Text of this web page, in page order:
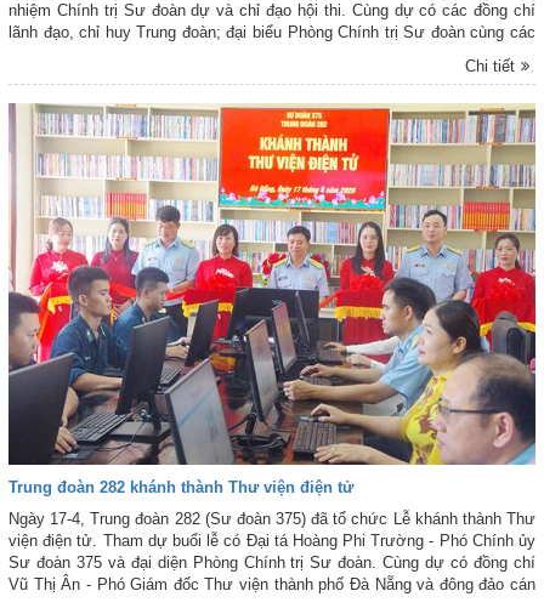
nhiệm Chính trị Sư đoàn dự và chỉ đạo hội thi. Cùng dự có các đồng chí
lãnh đạo, chỉ huy Trung đoàn; đại biểu Phòng Chính trị Sư đoàn cùng các
Chi tiết
Trung đoàn 282 khánh thành Thư viện điện tử
Ngày 17-4, Trung đoàn 282 (Sư đoàn 375) đã tổ chức Lễ khánh thành Thư
viện điện tử. Tham dự buổi lễ có Đại tá Hoàng Phi Trường - Phó Chính ủy
Sư đoàn 375 và đại diện Phòng Chính trị Sư đoàn. Cùng dự có đồng chí
Vũ Thị Ân - Phó Giám đốc Thư viện thành phố Đà Nẵng và đông đảo cán